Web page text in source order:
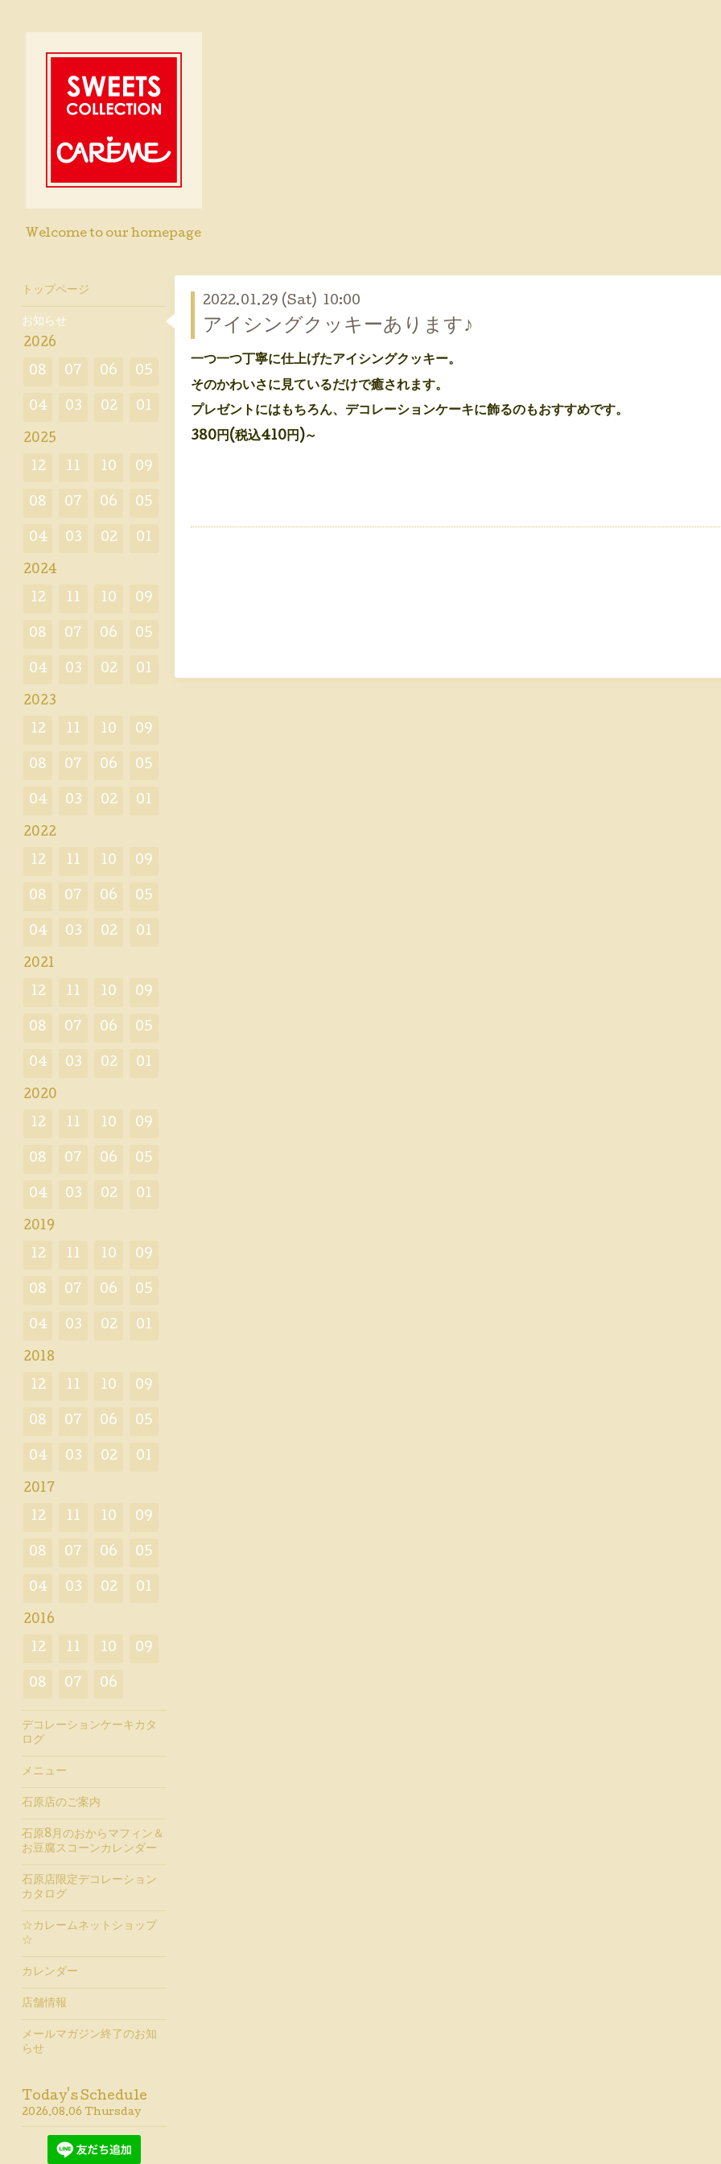
Welcome to our homepage
2022.01.29 (Sat) 10:00
アイシングクッキーあります♪
一つ一つ丁寧に仕上げたアイシングクッキー。
そのかわいさに見ているだけで癒されます。
プレゼントにはもちろん、デコレーションケーキに飾るのもおすすめです。
380円(税込410円)～
トップページ
お知らせ
2026
08 07 06 05
04 03 02 01
2025
12 11 10 09
08 07 06 05
04 03 02 01
2024
12 11 10 09
08 07 06 05
04 03 02 01
2023
12 11 10 09
08 07 06 05
04 03 02 01
2022
12 11 10 09
08 07 06 05
04 03 02 01
2021
12 11 10 09
08 07 06 05
04 03 02 01
2020
12 11 10 09
08 07 06 05
04 03 02 01
2019
12 11 10 09
08 07 06 05
04 03 02 01
2018
12 11 10 09
08 07 06 05
04 03 02 01
2017
12 11 10 09
08 07 06 05
04 03 02 01
2016
12 11 10 09
08 07 06
デコレーションケーキカタ
ログ
メニュー
石原店のご案内
石原8月のおからマフィン＆
お豆腐スコーンカレンダー
石原店限定デコレーション
カタログ
☆カレームネットショップ
☆
カレンダー
店舗情報
メールマガジン終了のお知
らせ
Today's Schedule
2026.08.06 Thursday